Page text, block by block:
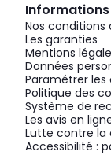
Nos conditions
Les garanties
Mentions
Données
Paramétrer les
Politique des
Système de
Les avis en
Lutte contre la
Accessibilité :